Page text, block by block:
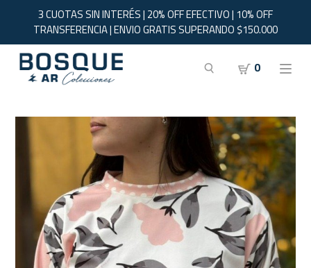
3 CUOTAS SIN INTERÉS | 20% OFF EFECTIVO | 10% OFF
TRANSFERENCIA | ENVIO GRATIS SUPERANDO $150.000
0